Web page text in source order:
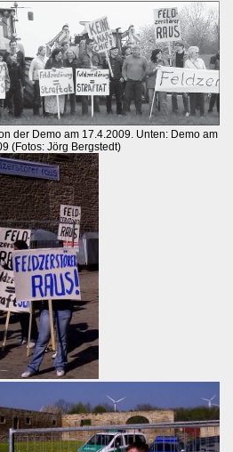
der Demo am 17.4.2009. Unten: Demo am
(Fotos: Jörg Bergstedt)